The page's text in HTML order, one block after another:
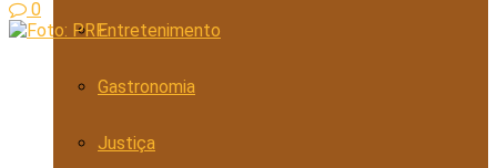
Entretenimento
Gastronomia
Justiça
0